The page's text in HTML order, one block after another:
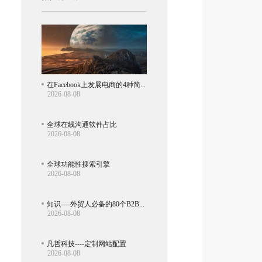
2026-08-08
全球在线沟通软件占比
2026-08-08
全球功能性搜索引擎
2026-08-08
2026-08-08
凡哲科技----定制网站配置
2026-08-08